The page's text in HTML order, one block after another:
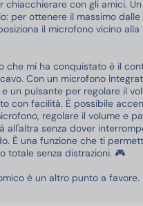
chiacchierare con gli amici. Un
per ottenere il massimo dalle
il microfono vicino alla
che mi ha conquistato è il
Con un microfono
un pulsante per regolare il
con facilità. È possibile
regolare il volume e
all'altra senza dover
È una funzione che ti
totale senza distrazioni. 🎮
è un altro punto a favore.